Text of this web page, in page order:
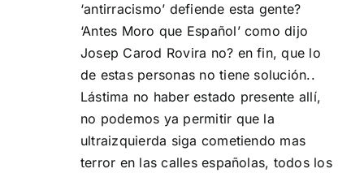
‘antirracismo’ defiende esta gente?
‘Antes Moro que Español’ como dijo
Josep Carod Rovira no? en fin, que lo
de estas personas no tiene solución..
Lástima no haber estado presente allí,
no podemos ya permitir que la
ultraizquierda siga cometiendo mas
terror en las calles españolas, todos los